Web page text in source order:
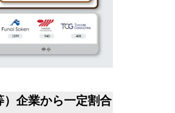
企業から一定割合